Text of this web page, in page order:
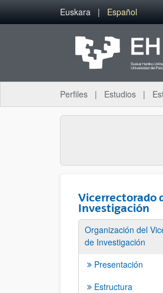
Saltar al contenido principal
Euskara Español
Perfiles Estudios
Vicerrectorado
Investigación
Organización del
de Investigación
Presentación
Estructura